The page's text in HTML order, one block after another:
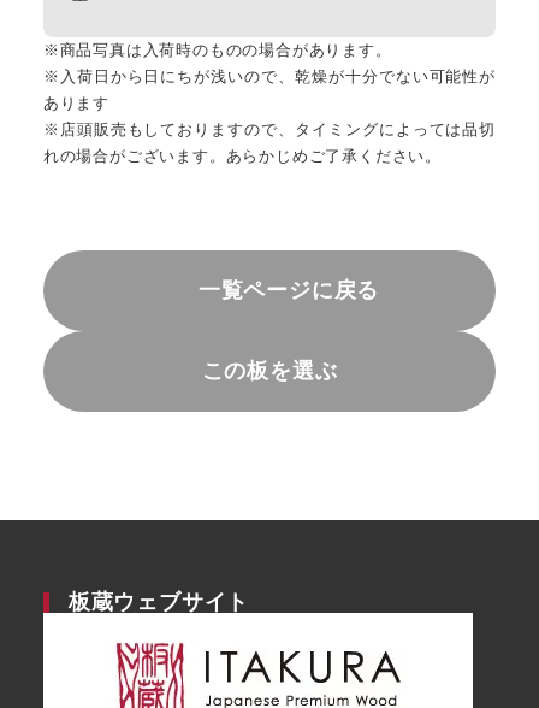
※商品写真は入荷時のものの場合があります。
※入荷日から日にちが浅いので、乾燥が十分でない可能性が
あります
※店頭販売もしておりますので、タイミングによっては品切
れの場合がございます。あらかじめご了承ください。
一覧ページに戻る
この板を選ぶ
板蔵ウェブサイト